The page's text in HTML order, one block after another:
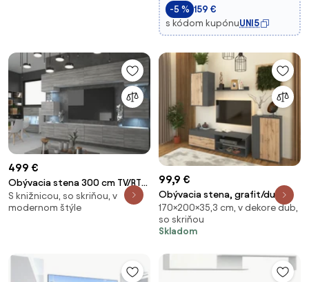
Televíziu,
-5 % 159 €
s kódom kupónuUNI5
499 €
Obývacia stena 300 cm TV/RTV
sivá antracit grafit IMP PRIMO
3/5/W/GW1/0/0
S knižnicou, so skriňou, v
modernom štýle
99,9 €
Obývacia stena, grafit/dub
wotan, KEVIN
170×200×35,3 cm, v dekore dub,
so skriňou
Skladom